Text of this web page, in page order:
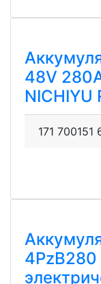
48V
NICHIYU
171 700151